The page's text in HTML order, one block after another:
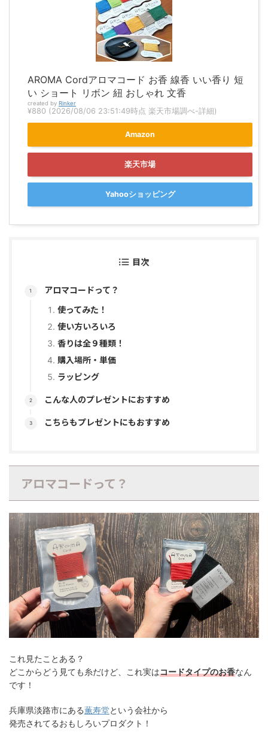
AROMA Cordアロマコード お香 線香 いい香り 短
い ショート リボン 紐 おしゃれ 文香
created by Rinker
¥880 (2026/08/06 23:51:49時点 楽天市場調べ-詳細)
Amazon
楽天市場
Yahooショッピング
目次
アロマコードって？
使ってみた！
使い方いろいろ
香りは全９種類！
購入場所・単価
ラッピング
こんな人のプレゼントにおすすめ
こちらもプレゼントにもおすすめ
アロマコードって？
これ見たことある？
どこからどう見ても糸だけど、これ実はコードタイプのお香なん
です！
兵庫県淡路市にある薫寿堂という会社から
発売されてるおもしろいプロダクト！